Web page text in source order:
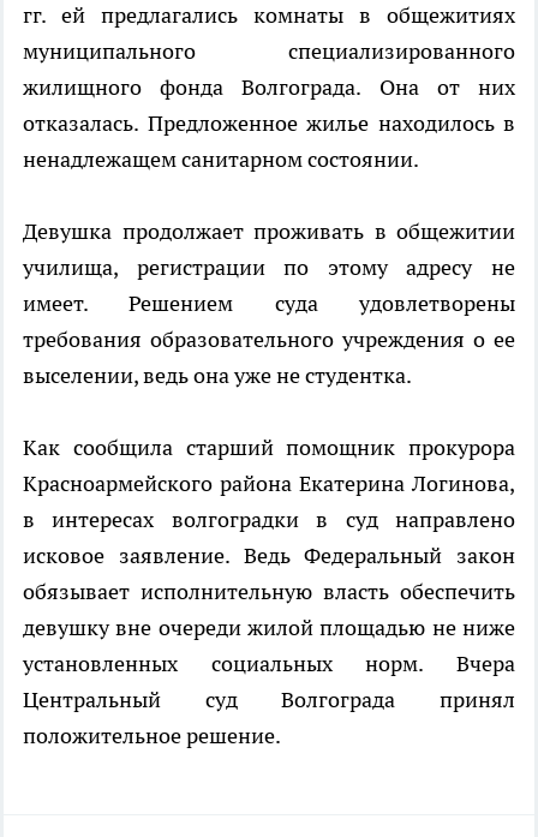
гг. ей предлагались комнаты в общежитиях
муниципального специализированного
жилищного фонда Волгограда. Она от них
отказалась. Предложенное жилье находилось в
ненадлежащем санитарном состоянии.
Девушка продолжает проживать в общежитии
училища, регистрации по этому адресу не
имеет. Решением суда удовлетворены
требования образовательного учреждения о ее
выселении, ведь она уже не студентка.
Как сообщила старший помощник прокурора
Красноармейского района Екатерина Логинова,
в интересах волгоградки в суд направлено
исковое заявление. Ведь Федеральный закон
обязывает исполнительную власть обеспечить
девушку вне очереди жилой площадью не ниже
установленных социальных норм. Вчера
Центральный суд Волгограда принял
положительное решение.